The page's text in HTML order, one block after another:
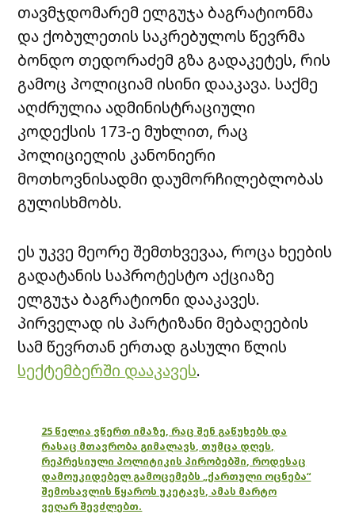
თავმჯდომარემ ელგუჯა ბაგრატიონმა
და ქობულეთის საკრებულოს წევრმა
ბონდო თედორაძემ გზა გადაკეტეს, რის
გამოც პოლიციამ ისინი დააკავა. საქმე
აღძრულია ადმინისტრაციული
კოდექსის 173-ე მუხლით, რაც
პოლიციელის კანონიერი
მოთხოვნისადმი დაუმორჩილებლობას
გულისხმობს.
ეს უკვე მეორე შემთხვევაა, როცა ხეების
გადატანის საპროტესტო აქციაზე
ელგუჯა ბაგრატიონი დააკავეს.
პირველად ის პარტიზანი მებაღეების
სამ წევრთან ერთად გასული წლის
სექტემბერში დააკავეს.
25 წელია ვწერთ იმაზე, რაც შენ გაწუხებს და
რასაც მთავრობა გიმალავს, თუმცა დღეს,
რეპრესიული პოლიტიკის პირობებში, როდესაც
დამოუკიდებელ გამოცემებს „ქართული ოცნება“
შემოსავლის წყაროს უკეტავს, ამას მარტო
ვეღარ შევძლებთ.